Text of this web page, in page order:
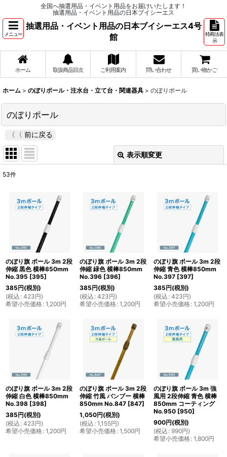
全国へ抽選用品・イベント用品をお届けいたします！
抽選用品・イベント用品の日本ブイシーエス
メニュー
抽選用品・イベント用品の日本ブイシーエス4号
館
特商法表
示
ホーム 取扱商品目次 ご利用案内 問い合わせ 買い物かご
ホーム > のぼりポール・注水台・立て台・関連器具 > のぼりポール
のぼりポール
表示順変更
絞り込む
53件
のぼり旗 ポール 3m 2段
伸縮 黒色 横棒850mm
No.395 [395]
385円(税別)
(税込 : 423円)
希望小売価格: 1,200円
のぼり旗 ポール 3m 2段
伸縮 緑色 横棒850mm
No.396 [396]
385円(税別)
(税込 : 423円)
希望小売価格: 1,200円
のぼり旗 ポール 3m 2段
伸縮 青色 横棒850mm
No.397 [397]
385円(税別)
(税込 : 423円)
希望小売価格: 1,200円
のぼり旗 ポール 3m 2段
伸縮 白色 横棒850mm
No.398 [398]
385円(税別)
(税込 : 423円)
希望小売価格: 1,200円
のぼり旗 ポール 3m 2段
伸縮 竹風 バンブー 横棒
850mm No.847 [847]
1,050円(税別)
(税込 : 1,155円)
希望小売価格: 1,500円
のぼり旗 ポール 3m 強
風用 2段伸縮 青色 横棒
850mm コーティング
No.950 [950]
900円(税別)
(税込 : 990円)
希望小売価格: 1,800円